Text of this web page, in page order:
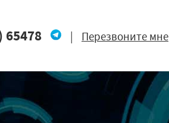
65478 | Перезвоните мне